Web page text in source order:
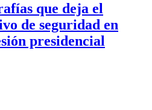
que deja el
de seguridad en
presidencial